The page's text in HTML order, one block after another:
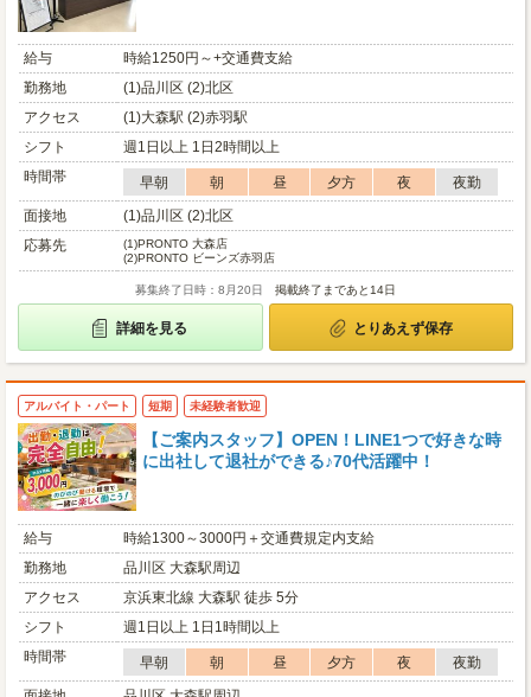
給与
時給1250円～+交通費支給
勤務地
(1)品川区 (2)北区
アクセス
(1)大森駅 (2)赤羽駅
シフト
週1日以上 1日2時間以上
時間帯
早朝 朝 昼 夕方 夜
夜勤
面接地
(1)品川区 (2)北区
応募先
(1)PRONTO 大森店
(2)PRONTO ビーンズ赤羽店
募集終了日時：8月20日 掲載終了まであと14日
詳細を見る とりあえず保存
アルバイト・パート 短期 未経験者歓迎
【ご案内スタッフ】OPEN！LINE1つで好きな時
に出社して退社ができる♪70代活躍中！
給与
時給1300～3000円＋交通費規定内支給
勤務地
品川区 大森駅周辺
アクセス
京浜東北線 大森駅 徒歩 5分
シフト
週1日以上 1日1時間以上
時間帯
早朝 朝 昼 夕方 夜
夜勤